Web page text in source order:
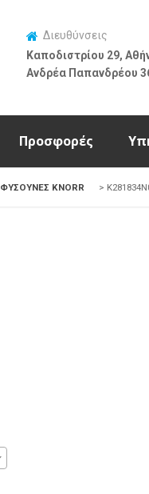
Διευθύνσεις
Καποδιστρίου 29,
Ανδρέα Παπανδρέου
Προσφορές
ΦΥΣΟΥΝΕΣ KNORR >